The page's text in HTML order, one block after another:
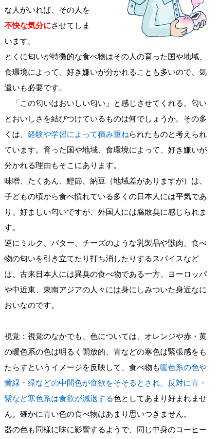
な人がいれば、その人を
不快な気分にさせてしま
います。
とくに匂いが特徴的な食べ物はその人の育った国や地域、
食環境によって、好き嫌いが分かれることも多いので、気
遣いも必要です。
「この匂いはおいしい匂い」と感じさせてくれる、匂い
とおいしさを結びつけているものは何でしょうか。その多
くは、 経験や学習によって積み重ねられたものと考えられ
ています。育った国や地域、食環境によって、好き嫌いが
分かれる理由もそこにあります。
味噌、たくあん、鰹節、納豆（地域差がありますが）は、
子どもの頃から食べ慣れている多くの日本人には平気であ
り、好ましい匂いですが、外国人には腐敗臭に感じられま
す。
逆にミルク、バター、チーズのような乳製品や獣肉、食べ
物の匂いを引き立てたり打ち消したりするスパイスなど
は、古来日本人には異臭の食べ物である一方、ヨーロッパ
や中近東、東南アジアの人々には身にしみついた身近なに
おいなのです。
視覚： 視覚のなかでも、色については、オレンジや赤・黄
の暖色系の色は明るく開放的、青などの寒色は緊張感をも
たらすというイメージを反映して、食べ物も暖色系の色や
黄緑・緑などの中間色が食欲をそそるとされ、反対に青・
紫など寒色系は食欲が減退する色としてあまり好まれませ
ん。確かに青い色の食べ物はあまり思いつきません。
器の色も同様に味に影響するようで、同じ中身のコーヒー